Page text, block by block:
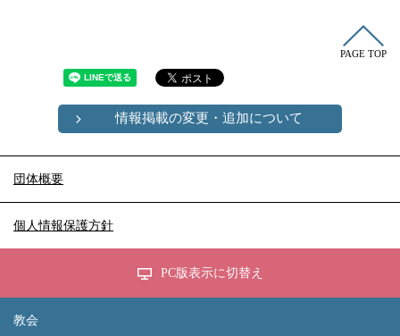
PAGE TOP
情報掲載の変更・追加について
団体概要
個人情報保護方針
PC版表示に切替え
教会